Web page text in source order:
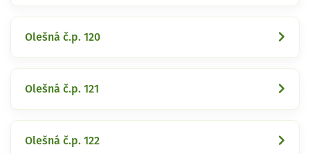
Olešná č.p. 120
Olešná č.p. 121
Olešná č.p. 122